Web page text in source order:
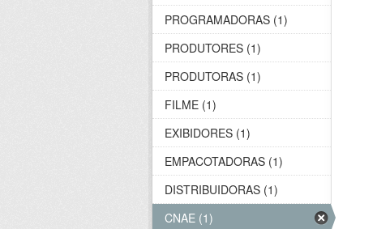
PROGRAMADORAS (1)
PRODUTORES (1)
PRODUTORAS (1)
FILME (1)
EXIBIDORES (1)
EMPACOTADORAS (1)
DISTRIBUIDORAS (1)
CNAE (1)